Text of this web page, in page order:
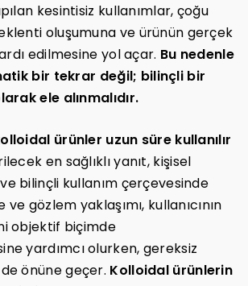
kesintisiz kullanımlar, çoğu
oluşumuna ve ürünün gerçek
ardı edilmesine yol açar. Bu nedenle
bir tekrar değil; bilinçli bir
ele alınmalıdır.
ürünler uzun süre kullanılır
en sağlıklı yanıt, kişisel
bilinçli kullanım çerçevesinde
gözlem yaklaşımı, kullanıcının
objektif biçimde
yardımcı olurken, gereksiz
önüne geçer. Kolloidal ürünlerin